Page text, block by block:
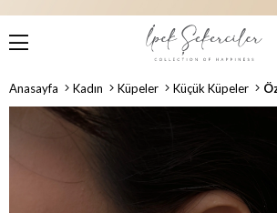
Anasayfa Kadın Küpeler Küçük Küpeler